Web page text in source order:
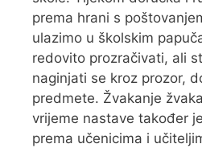
prema hrani s
ulazimo u školskim
redovito prozračivati, ali
naginjati se kroz prozor,
predmete. Žvakanje
vrijeme nastave također
prema učenicima i